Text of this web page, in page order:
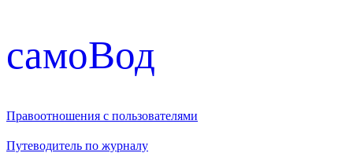
cамоВод
Правоотношения с пользователями
Путеводитель по журналу